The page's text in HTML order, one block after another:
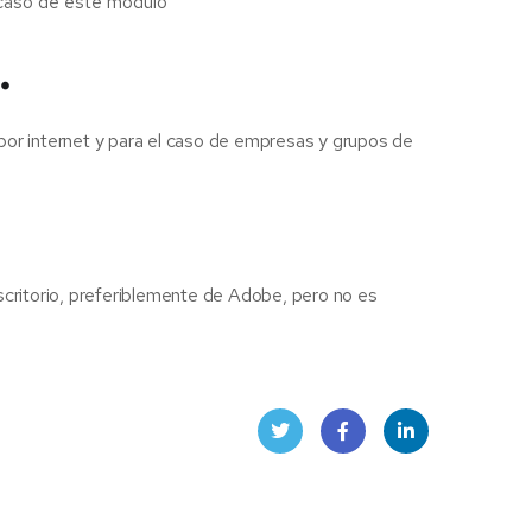
internet y para el caso de empresas y grupos de
preferiblemente de Adobe, pero no es